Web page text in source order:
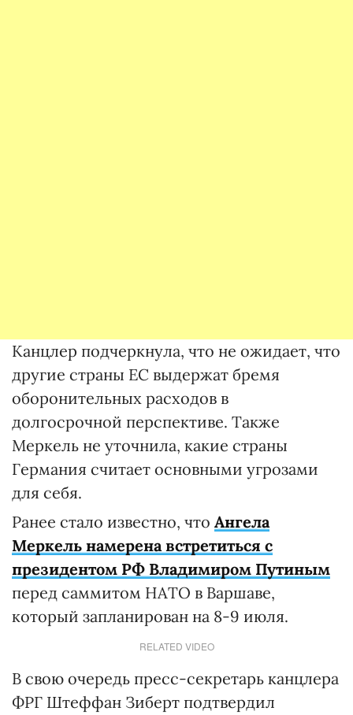
Канцлер подчеркнула, что не ожидает, что
другие страны ЕС выдержат бремя
оборонительных расходов в
долгосрочной перспективе. Также
Меркель не уточнила, какие страны
Германия считает основными угрозами
для себя.
Ранее стало известно, что Ангела
Меркель намерена встретиться с
президентом РФ Владимиром Путиным
перед саммитом НАТО в Варшаве,
который запланирован на 8-9 июля.
RELATED VIDEO
В свою очередь пресс-секретарь канцлера
ФРГ Штеффан Зиберт подтвердил